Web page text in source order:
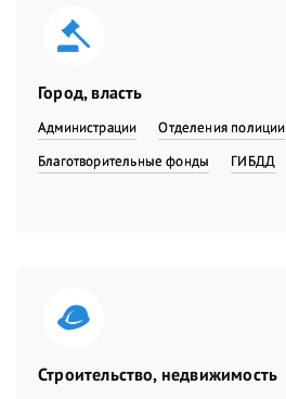
Город, власть
Администрации
Отделения полиции
Благотворительные фонды
ГИБДД
Строительство, недвижимость